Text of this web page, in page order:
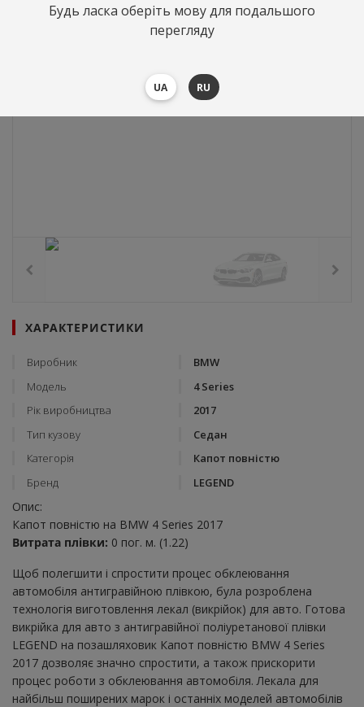
ХАРАКТЕРИСТИКИ
Виробник
BMW
Модель
4 Series
Рік виробництва
2017
Тип кузову
Седан
Категорія
Капот повністю
Бренд
LEGEND
Опис:
Капот повністю на BMW 4 Series 2017
Витрата плівки: 0 пог. м. (1.22)
Щоб полегшити і спростити процес обклеювання
автомобіля антигравійною плівкою, була розроблена
технологія виготовлення лекал (викрійок) для авто. Готова
викрійка для авто з антигравійної поліуретанової плівки
LEGEND на позашляховик Капот повністю BMW 4 Series
2017 дозволяє значно спростити, а також прискорити
процес роботи з обклеювання автомобіля. Лекала для
найбільш поширених марок і останніх моделей автомобілів
Будь ласка оберіть мову для подальшого
перегляду
UA RU